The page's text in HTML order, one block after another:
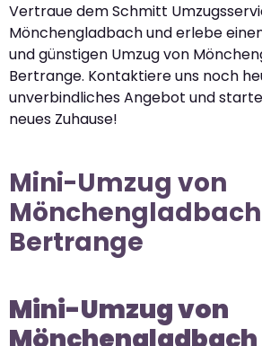
Vertraue dem Schmitt
Mönchengladbach und erlebe
und günstigen Umzug von
Bertrange. Kontaktiere uns noch
unverbindliches Angebot und
neues Zuhause!
Mini-Umzug von
Bertrange
Mini-Umzug von